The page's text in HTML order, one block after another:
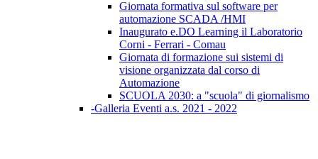
Giornata formativa sul software per
automazione SCADA /HMI
Inaugurato e.DO Learning il Laboratorio
Corni - Ferrari - Comau
Giornata di formazione sui sistemi di
visione organizzata dal corso di
Automazione
SCUOLA 2030: a "scuola" di giornalismo
-Galleria Eventi a.s. 2021 - 2022